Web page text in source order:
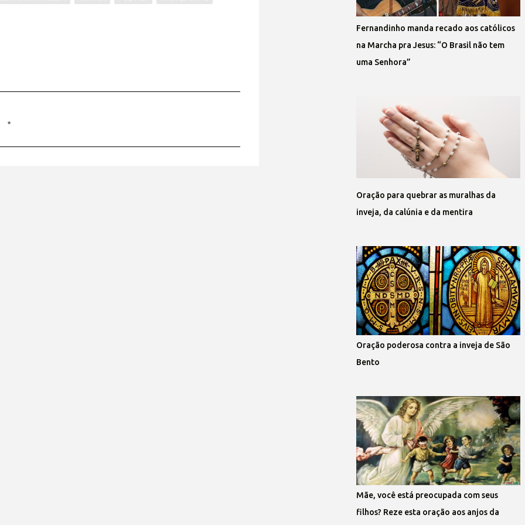
Fernandinho manda recado aos católicos
na Marcha pra Jesus: “O Brasil não tem
uma Senhora”
Oração para quebrar as muralhas da
inveja, da calúnia e da mentira
Oração poderosa contra a inveja de São
Bento
Mãe, você está preocupada com seus
filhos? Reze esta oração aos anjos da